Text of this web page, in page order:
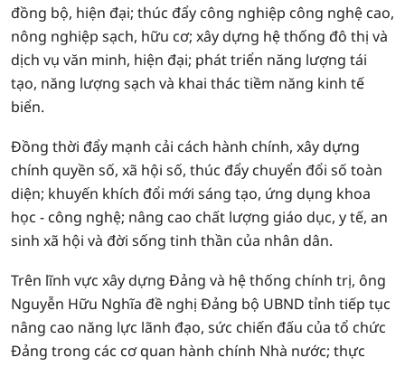
đồng bộ, hiện đại; thúc đẩy công nghiệp công nghệ cao,
nông nghiệp sạch, hữu cơ; xây dựng hệ thống đô thị và
dịch vụ văn minh, hiện đại; phát triển năng lượng tái
tạo, năng lượng sạch và khai thác tiềm năng kinh tế
biển.
Đồng thời đẩy mạnh cải cách hành chính, xây dựng
chính quyền số, xã hội số, thúc đẩy chuyển đổi số toàn
diện; khuyến khích đổi mới sáng tạo, ứng dụng khoa
học - công nghệ; nâng cao chất lượng giáo dục, y tế, an
sinh xã hội và đời sống tinh thần của nhân dân.
Trên lĩnh vực xây dựng Đảng và hệ thống chính trị, ông
Nguyễn Hữu Nghĩa đề nghị Đảng bộ UBND tỉnh tiếp tục
nâng cao năng lực lãnh đạo, sức chiến đấu của tổ chức
Đảng trong các cơ quan hành chính Nhà nước; thực